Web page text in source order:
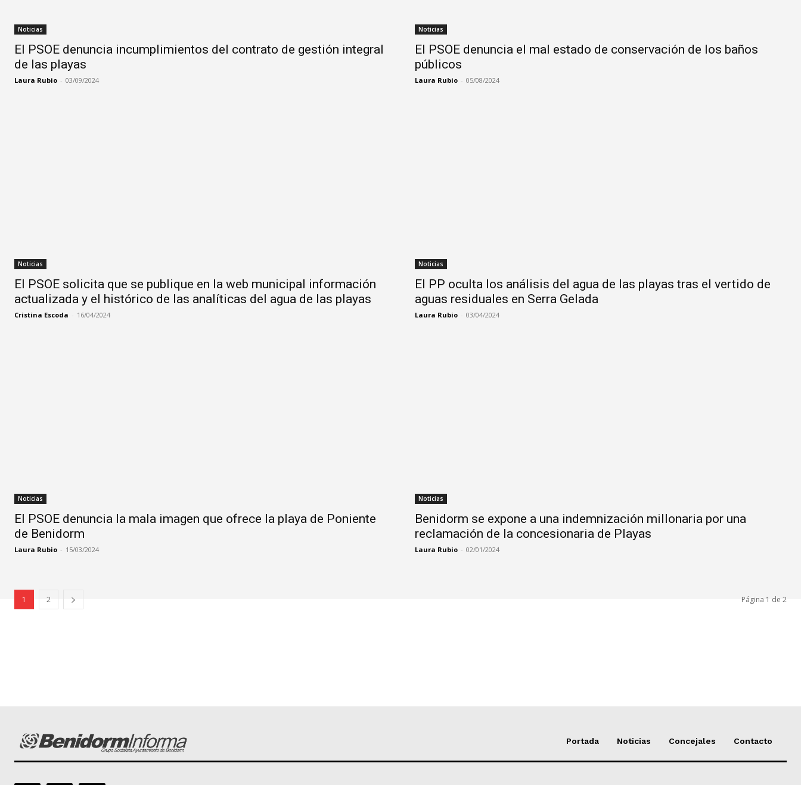
Noticias
El PSOE denuncia incumplimientos del contrato de gestión integral
de las playas
Laura Rubio - 03/09/2024
Noticias
El PSOE denuncia el mal estado de conservación de los baños
públicos
Laura Rubio - 05/08/2024
Noticias
El PSOE solicita que se publique en la web municipal información
actualizada y el histórico de las analíticas del agua de las playas
Cristina Escoda - 16/04/2024
Noticias
El PP oculta los análisis del agua de las playas tras el vertido de
aguas residuales en Serra Gelada
Laura Rubio - 03/04/2024
Noticias
El PSOE denuncia la mala imagen que ofrece la playa de Poniente
de Benidorm
Laura Rubio - 15/03/2024
Noticias
Benidorm se expone a una indemnización millonaria por una
reclamación de la concesionaria de Playas
Laura Rubio - 02/01/2024
1 2 Página 1 de 2
Portada Noticias Concejales Contacto